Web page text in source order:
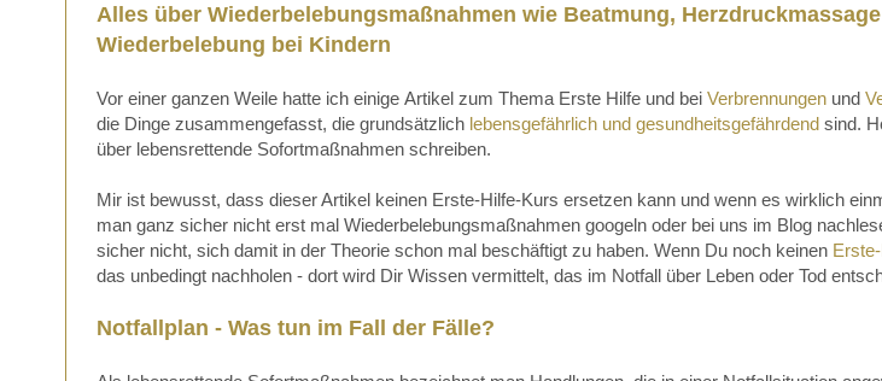
Alles über Wiederbelebungsmaßnahmen wie Beatmung,
Wiederbelebung bei Kindern
Vor einer ganzen Weile hatte ich einige Artikel zum Thema Erste Hilfe und bei Verbrennungen und
die Dinge zusammengefasst, die grundsätzlich lebensgefährlich und gesundheitsgefährdend sind.
über lebensrettende Sofortmaßnahmen schreiben.
Mir ist bewusst, dass dieser Artikel keinen Erste-Hilfe-Kurs ersetzen kann und wenn es wirklich
man ganz sicher nicht erst mal Wiederbelebungsmaßnahmen googeln oder bei uns im Blog
sicher nicht, sich damit in der Theorie schon mal beschäftigt zu haben. Wenn Du noch keinen
das unbedingt nachholen - dort wird Dir Wissen vermittelt, das im Notfall über Leben oder Tod
Notfallplan - Was tun im Fall der Fälle?